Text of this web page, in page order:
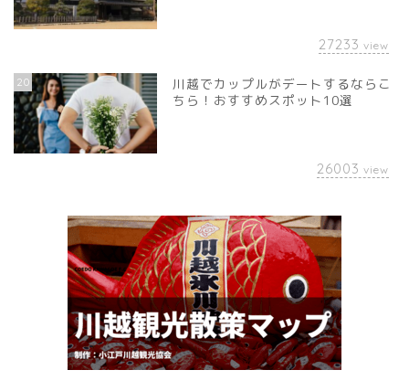
27233 view
20
川越でカップルがデートするならこ
ちら！おすすめスポット10選
26003 view